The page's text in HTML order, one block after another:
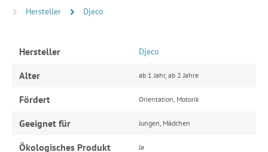
Hersteller
Djeco
Hersteller Djeco
Alter ab 1 Jahr, ab 2 Jahre
Fördert Orientation, Motorik
Geeignet für Jungen, Mädchen
Ökologisches Produkt Ja